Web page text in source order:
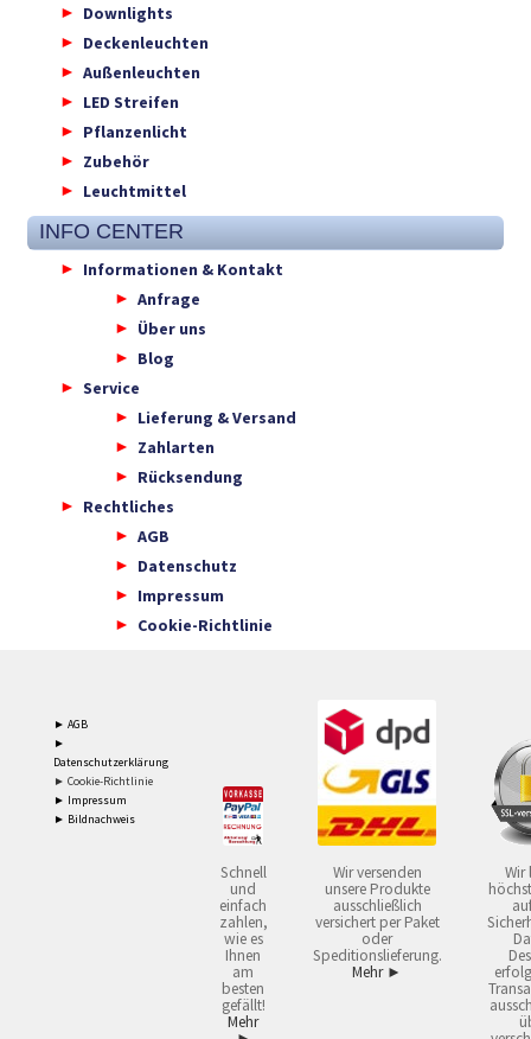
Downlights
Deckenleuchten
Außenleuchten
LED Streifen
Pflanzenlicht
Zubehör
Leuchtmittel
INFO CENTER
Informationen & Kontakt
Anfrage
Über uns
Blog
Service
Lieferung & Versand
Zahlarten
Rücksendung
Rechtliches
AGB
Datenschutz
Impressum
Cookie-Richtlinie
► AGB
►
Datenschutzerklärung
► Cookie-Richtlinie
► Impressum
► Bildnachweis
Schnell
und
einfach
zahlen,
wie es
Ihnen
am
besten
gefällt!
Mehr
Wir versenden
unsere Produkte
ausschließlich
versichert per Paket
oder
Speditionslieferung.
Mehr ►
Wir